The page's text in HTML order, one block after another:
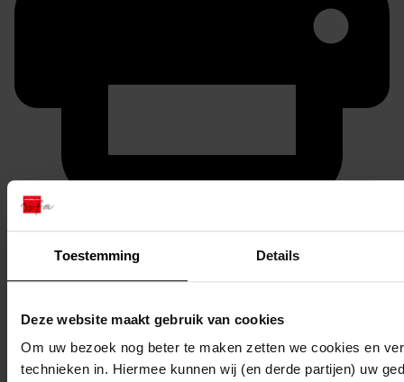
Toestemming Details
Deze website maakt gebruik van cookies
Om uw bezoek nog beter te maken zetten we cookies en
technieken in. Hiermee kunnen wij (en derde partijen) uw
Printen
Inventaris
Inv.nrs. 1301-1400